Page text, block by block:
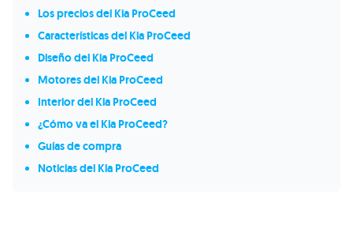
Los precios del Kia ProCeed
Características del Kia ProCeed
Diseño del Kia ProCeed
Motores del Kia ProCeed
Interior del Kia ProCeed
¿Cómo va el Kia ProCeed?
Guías de compra
Noticias del Kia ProCeed